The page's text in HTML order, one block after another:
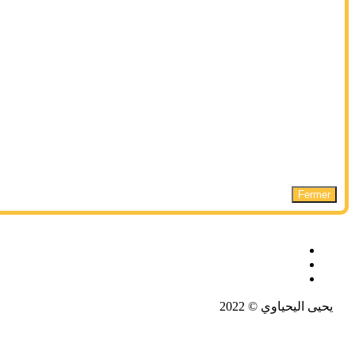
Fermer
يحيى اليحياوي © 2022